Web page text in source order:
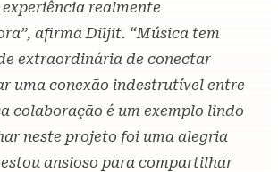
realmente
afirma Diljit. “Música tem
extraordinária de conectar
uma conexão indestrutível entre
colaboração é um exemplo lindo
neste projeto foi uma alegria
ansioso para compartilhar